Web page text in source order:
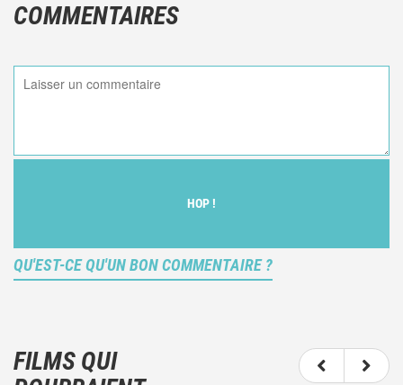
COMMENTAIRES
HOP !
QU'EST-CE QU'UN BON COMMENTAIRE ?
votre ressenti (et donc subjectif) du film.
N'hésitez pas à décrire clairement vos émotions
FILMS QUI